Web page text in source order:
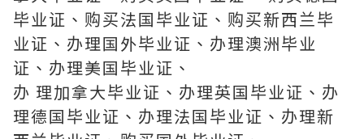
毕业证、购买法国毕业证、购买新西兰毕
业证、办理国外毕业证、办理澳洲毕业
证、办理美国毕业证、
办 理加拿大毕业证、办理英国毕业证、办
理德国毕业证、办理法国毕业证、办理新